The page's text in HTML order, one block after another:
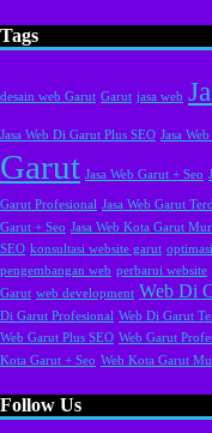
Tags
desain web Garut Garut jasa web
Jasa Web Di Garut Plus SEO Jasa
Garut Jasa Web Garut + Seo
Garut Profesional Jasa Web Garut
Garut + Seo Jasa Web Kota Garut
SEO konsultasi website garut
pengembangan web perbarui website
Garut web development Web Di
Di Garut Profesional Web Di Garut
Web Garut Plus SEO Web Garut
Kota Garut + Seo Web Kota Garut
Follow Us